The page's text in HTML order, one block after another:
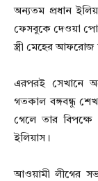
অন্যতম প্রধান
ফেসবুকে দেওয়া
স্ত্রী মেহের আফরোজ
এরপরই সেখানে
গতকাল বঙ্গবন্ধু
গেলে তার
ইলিয়াস।
আওয়ামী লীগের